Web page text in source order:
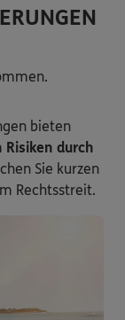
bieten
durch
Sie kurzen
Rechtsstreit.